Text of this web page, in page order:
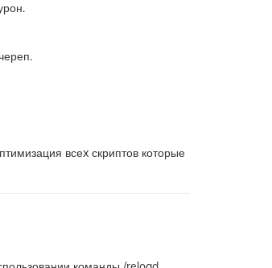
всеx скриптов которые